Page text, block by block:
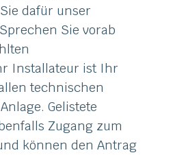
dafür unser
Sie vorab
Installateur ist Ihr
technischen
Gelistete
Zugang zum
können den Antrag